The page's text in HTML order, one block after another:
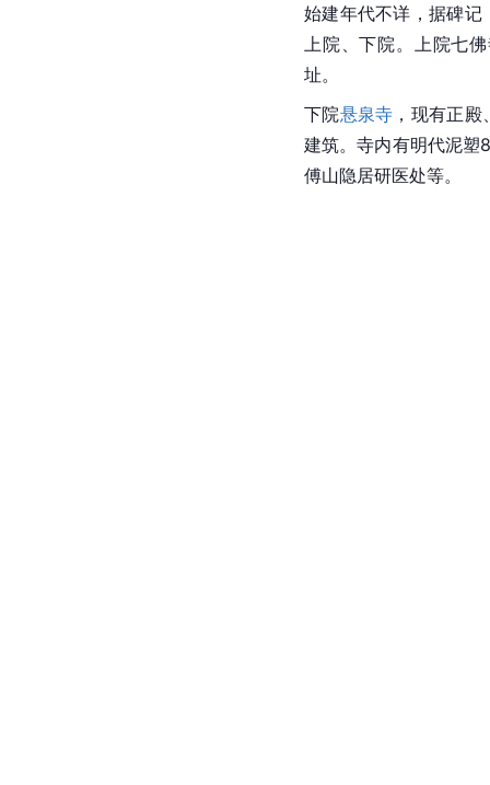
始建年代不详，据碑记
上院、下院。上院七
址。
下院悬泉寺 ，现有正
建筑。寺内有明代泥塑
傅山隐居研医处等。